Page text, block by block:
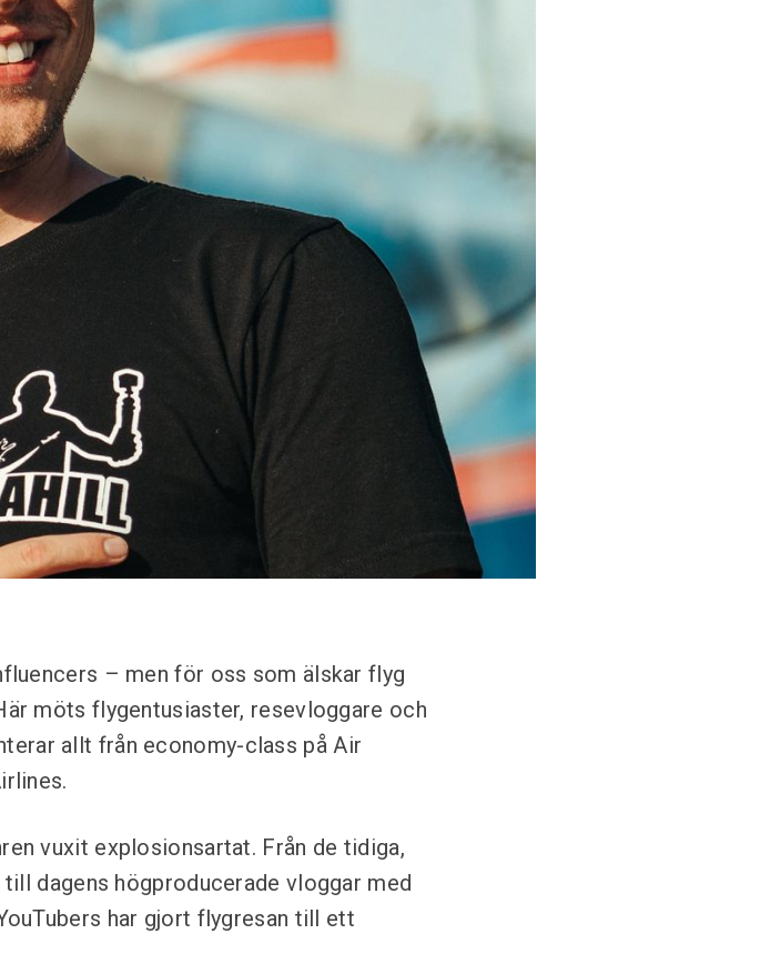
– men för oss som älskar flyg
möts flygentusiaster, resevloggare och
allt från economy-class på Air
vuxit explosionsartat. Från de tidiga,
dagens högproducerade vloggar med
har gjort flygresan till ett